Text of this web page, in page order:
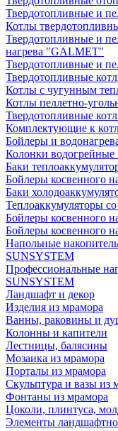
Твердотопливные и
Котлы
Твердотопливные и
нагрева "GALMET"
Твердотопливные и
Твердотопливные
Котлы с чугунным
Котлы пеллетно-
Твердотопливные
Комплектующие к
Бойлеры и
Колонки
Баки
Бойлеры косвенного
Баки
Теплоаккумуляторы
Бойлеры косвенного
Бойлеры косвенного
Напольные
SUNSYSTEM
Профессиональные
SUNSYSTEM
Ландшафт и декор
Изделия из мрамора
Ванны, раковины и
Колонны и капители
Лестницы, балясины
Мозаика из мрамора
Порталы из мрамора
Скульптура и вазы из
Фонтаны из мрамора
Цоколи, плинтуса,
Элементы